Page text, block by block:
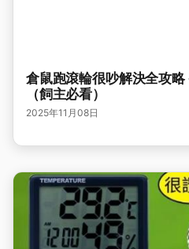
倉鼠跑滾輪很吵解決全攻
（飼主必看）
2025年11月08日